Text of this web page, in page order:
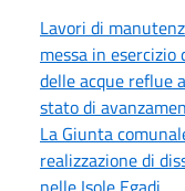
Lavori di
messa in
delle acque reflue
stato di
La Giunta
realizzazione di